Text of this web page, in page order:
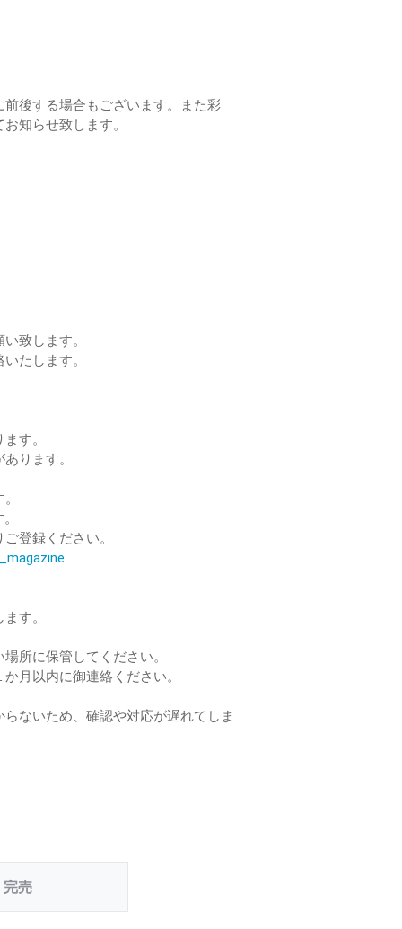
後する場合もございます。また彩
知らせ致します。
致します。
たします。
す。
ります。
登録ください。
す。
所に保管してください。
月以内に御連絡ください。
ないため、確認や対応が遅れてしま
完売